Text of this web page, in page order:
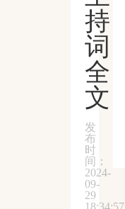
持
词
全
文
发
布
时
间：
2024-
09-
29
18:34:57